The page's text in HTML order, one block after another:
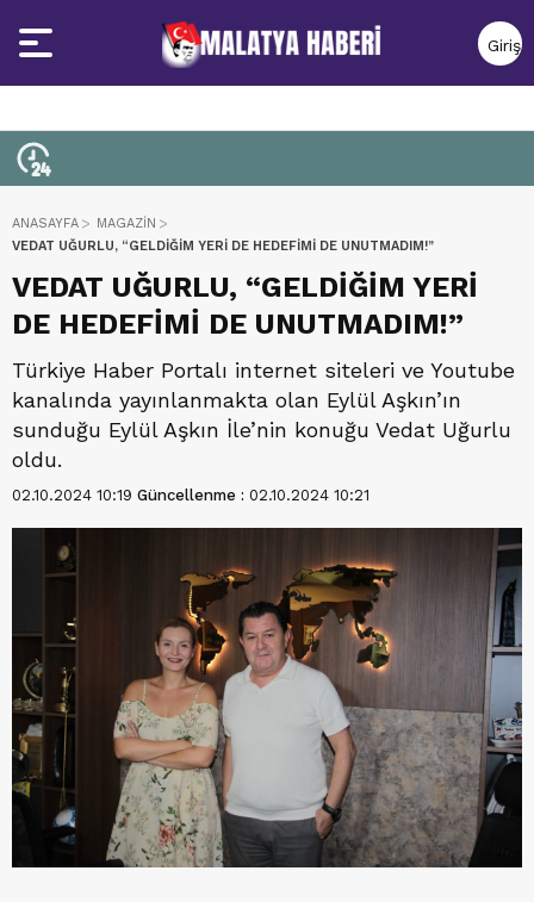
Giriş
Yap
ANASAYFA
MAGAZİN
VEDAT UĞURLU, “GELDİĞİM YERİ DE HEDEFİMİ DE UNUTMADIM!”
VEDAT UĞURLU, “GELDİĞİM YERİ
DE HEDEFİMİ DE UNUTMADIM!”
Türkiye Haber Portalı internet siteleri ve Youtube
kanalında yayınlanmakta olan Eylül Aşkın’ın
sunduğu Eylül Aşkın İle’nin konuğu Vedat Uğurlu
oldu.
02.10.2024 10:19 Güncellenme : 02.10.2024 10:21